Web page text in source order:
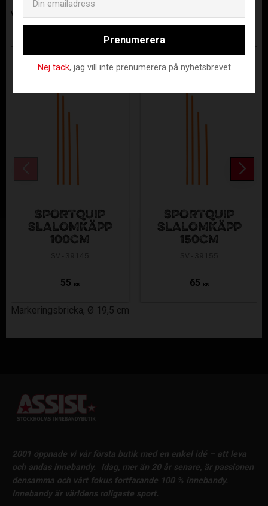
Visa alla produkter från Ultimate Nordic AS
ANDRA KÖPTE ÄVEN
SPORTQUIP
SLALOMKÄPP
100CM
55 KR
SPORTQUIP
SLALOMKÄPP
150CM
65 KR
Markeringsbricka, Ø 19,5 cm
2001 öppnade vi vår första butik med en enkel idé – att leva
och andas innebandy.
Idag, mer än 20 år senare, är passionen
densamma och vårt fokus fortfarande 100 % innebandy.
Innebandy är världens roligaste sport.
Prenumerera
Nej tack, jag vill inte prenumerera på nyhetsbrevet